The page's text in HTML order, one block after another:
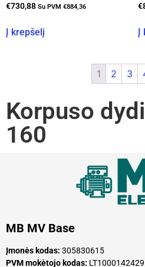
€730,88 Su PVM €884,36
Į krepšelį
€
Į
1 2 3
Korpuso
160
MB MV Base
Įmonės kodas: 305830615
PVM mokėtojo kodas: